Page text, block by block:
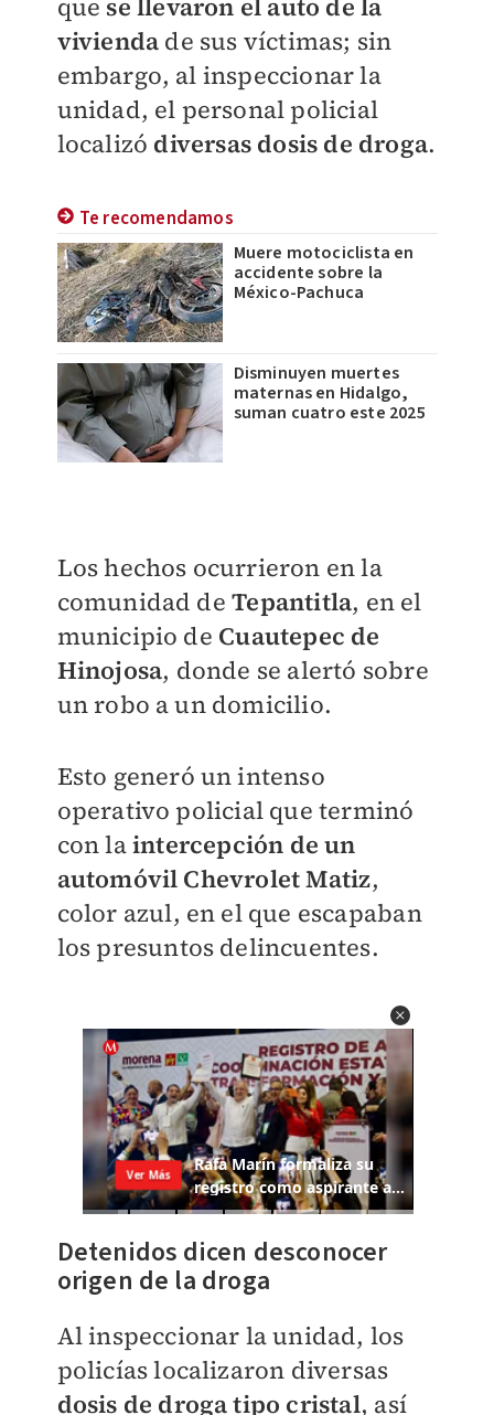
que se llevaron el auto de la
vivienda de sus víctimas; sin
embargo, al inspeccionar la
unidad, el personal policial
localizó diversas dosis de droga.
Te recomendamos
Muere motociclista en
accidente sobre la
México-Pachuca
Disminuyen muertes
maternas en Hidalgo,
suman cuatro este 2025
Los hechos ocurrieron en la
comunidad deTepantitla, en el
municipio de Cuautepec de
Hinojosa, donde se alertó sobre
un robo a un domicilio.
Esto generó un intenso
operativo policial que terminó
con laintercepción de un
automóvil Chevrolet Matiz,
color azul, en el que escapaban
los presuntos delincuentes.
Detenidos dicen desconocer
origen de la droga
Al inspeccionar la unidad, los
policías localizaron diversas
dosis de droga tipo cristal, así